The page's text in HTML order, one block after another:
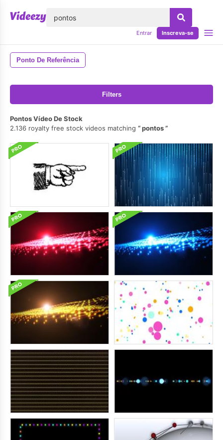
Entrar Inscreva-se
Ponto De Referência
Filters
Pontos Vídeo De Stock
2.136 royalty free stock videos matching
pontos